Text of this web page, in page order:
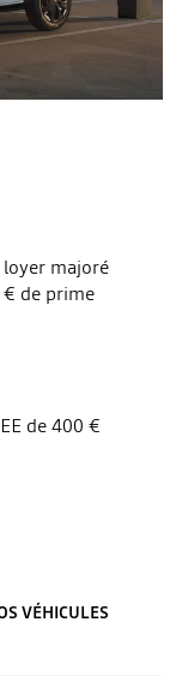
loyer majoré
de prime
de 400 €
VÉHICULES